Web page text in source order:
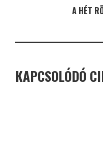
A HÉT
KAPCSOLÓDÓ